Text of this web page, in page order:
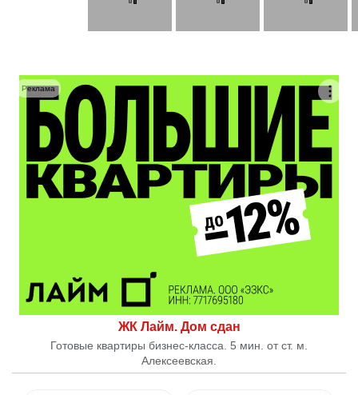
ЖК Лайм. Дом сдан
Готовые квартиры бизнес-класса. 5 мин. от ст. м.
Алексеевская.
Реклама